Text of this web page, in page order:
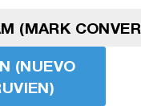
(MARK
(NUEVO